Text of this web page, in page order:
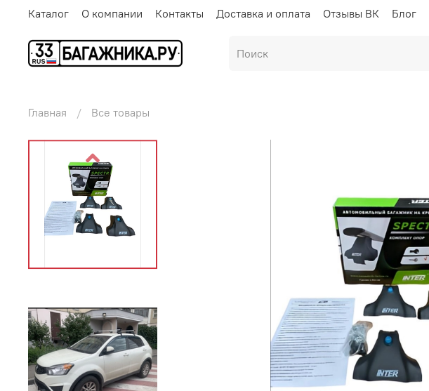
Каталог О компании Контакты Доставка и оплата Отзывы ВК Блог
Главная Все товары